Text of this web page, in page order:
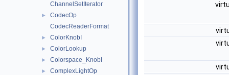
ChannelSetIterator
►
CodecOp
CodecReaderFormat
► ColorKnobI
► ColorLookup
► Colorspace_KnobI
► ComplexLightOp